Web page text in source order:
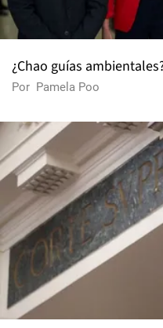
¿Chao guías
Por Pamela Poo